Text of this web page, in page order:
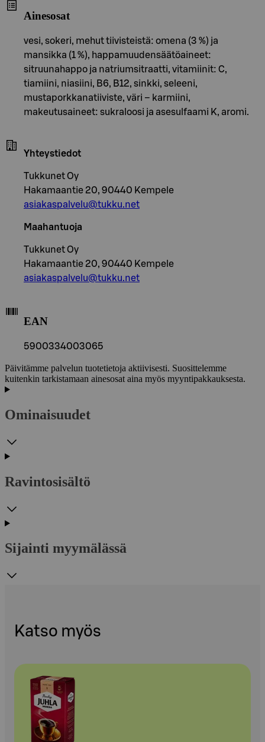
Ainesosat
vesi, sokeri, mehut tiivisteistä: omena (3 %) ja
mansikka (1 %), happamuudensäätöaineet:
sitruunahappo ja natriumsitraatti, vitamiinit: C,
tiamiini, niasiini, B6, B12, sinkki, seleeni,
mustaporkkanatiiviste, väri – karmiini,
makeutusaineet: sukraloosi ja asesulfaami K, aromi.
Yhteystiedot
Tukkunet Oy
Hakamaantie 20, 90440 Kempele
asiakaspalvelu@tukku.net
Maahantuoja
Tukkunet Oy
Hakamaantie 20, 90440 Kempele
asiakaspalvelu@tukku.net
EAN
5900334003065
Päivitämme palvelun tuotetietoja aktiivisesti. Suosittelemme
kuitenkin tarkistamaan ainesosat aina myös myyntipakkauksesta.
Ominaisuudet
Ravintosisältö
Sijainti myymälässä
Katso myös